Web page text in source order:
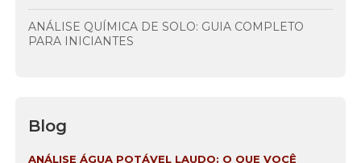
ANÁLISE QUÍMICA DE SOLO: GUIA COMPLETO
PARA INICIANTES
Blog
ANÁLISE ÁGUA POTÁVEL LAUDO: O QUE VOCÊ